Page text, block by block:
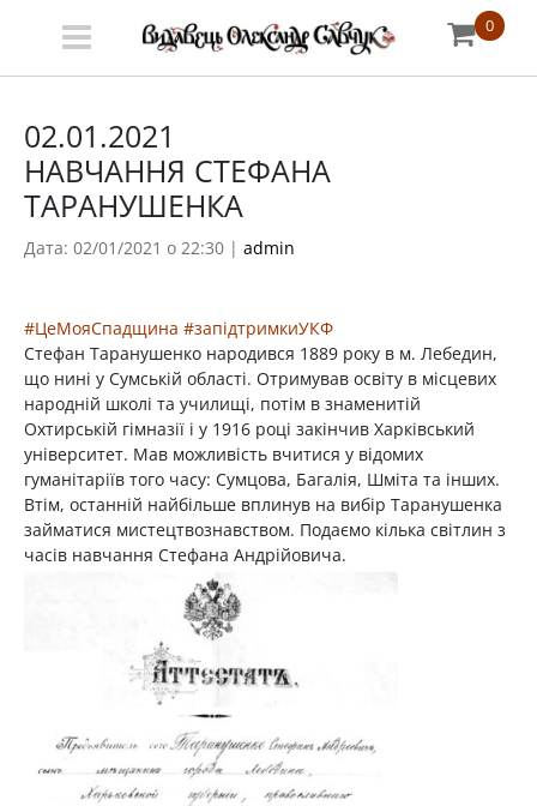
Меню
видавництво
Книгарня
Публічний
Видати
книгу
#запідтримкиУКФ
ENG
0
02.01.2021
НАВЧАННЯ СТЕФАНА
ТАРАНУШЕНКА
Дата: 02/01/2021 о 22:30 | admin
#ЦеМояСпадщина #запідтримкиУКФ
Стефан Таранушенко народився 1889 року в м. Лебедин,
що нині у Сумській області. Отримував освіту в місцевих
народній школі та училищі, потім в знаменитій
Охтирській гімназії і у 1916 році закінчив Харківський
університет. Мав можливість вчитися у відомих
гуманітаріїв того часу: Сумцова, Багалія, Шміта та інших.
Втім, останній найбільше вплинув на вибір Таранушенка
займатися мистецтвознавством. Подаємо кілька світлин з
часів навчання Стефана Андрійовича.